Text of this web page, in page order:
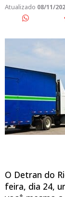
Atualizado 08/11/
O Detran do
feira, dia 24,